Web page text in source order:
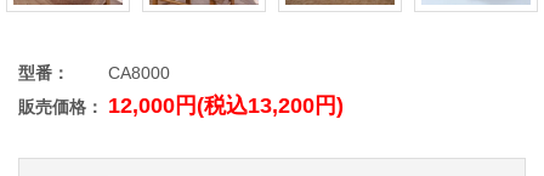
型番：
CA8000
販売価格：
12,000円(税込13,200円)